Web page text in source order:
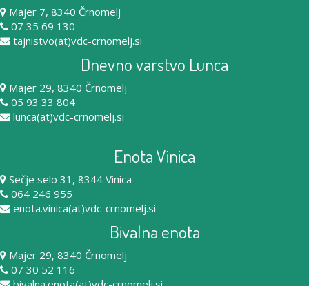
Majer 7, 8340 Črnomelj
07 35 69 130
tajnistvo(at)vdc-crnomelj.si
Dnevno varstvo Lunca
Majer 29, 8340 Črnomelj
05 93 33 804
lunca(at)vdc-crnomelj.si
Enota Vinica
Sečje selo 31, 8344 Vinica
064 246 955
enota.vinica(at)vdc-crnomelj.si
Bivalna enota
Majer 29, 8340 Črnomelj
07 30 52 116